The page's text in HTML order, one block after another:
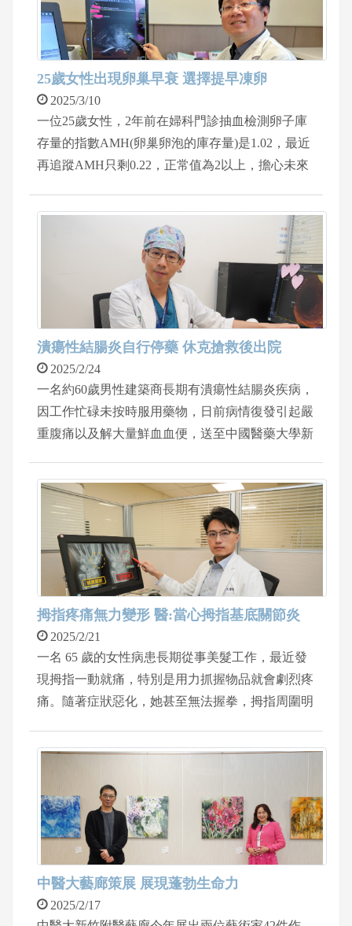
島素，甚至孕婦在生產前一天，大概需要20~30單
位的胰島素，幸好孕婦剖腹產順利產下一名健康寶
寶，母親的胰島素需求也從一天30單位甚至減少到
16單位，考慮母親要哺乳，目前還是以不吃藥，施
打胰島素為主，未來再透過飲食，改以口服藥。
25歲女性出現卵巢早衰 選擇提早凍卵
2025/3/10
一位25歲女性，2年前在婦科門診抽血檢測卵子庫
存量的指數AMH(卵巢卵泡的庫存量)是1.02，最近
再追蹤AMH只剩0.22，正常值為2以上，擔心未來
診諮詢，建議進入凍卵療程。李孟儒主任表示，一
開始超音波檢查發現準備成長的小濾泡只有3顆，
所以安排微刺激療程，每天吃排卵藥促進濾泡長
潰瘍性結腸炎自行停藥 休克搶救後出院
2025/2/24
一名約60歲男性建築商長期有潰瘍性結腸炎疾病，
因工作忙碌未按時服用藥物，日前病情復發引起嚴
重腹痛以及解大量鮮血血便，送至中國醫藥大學新
降至70多，心跳120/min，經急診搶救，給予點滴
以及止血藥物。再由大腸直腸外科醫師蘇俞豪給予
藥物治療，包含大劑量抗發炎藥物、類固醇、以及
止血劑等，病患住院兩周，免開刀，終於脫離險境
並且順利出院。
拇指疼痛無力變形 醫:當心拇指基底關節炎
2025/2/21
一名 65 歲的女性病患長期從事美髮工作，最近發
現拇指一動就痛，特別是用力抓握物品就會劇烈疼
痛。隨著症狀惡化，她甚至無法握拳，拇指周圍明
科醫師王韋智，在接受微創關節鏡手術後兩個月
中醫大藝廊策展 展現蓬勃生命力
2025/2/17